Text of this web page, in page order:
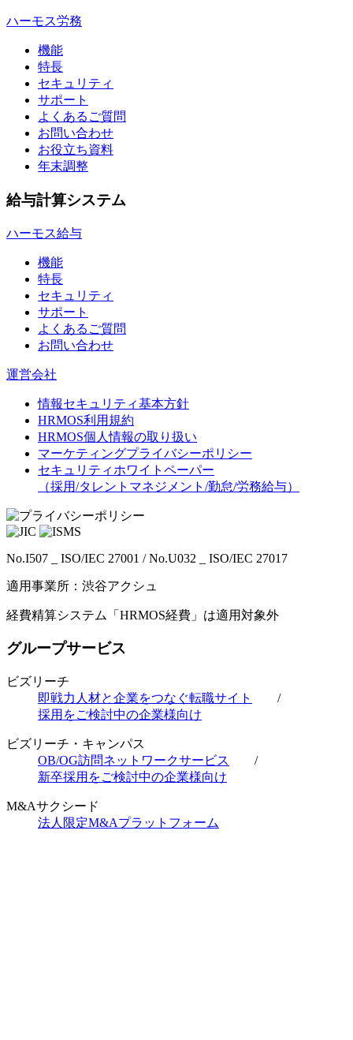
ハーモス労務
機能
特長
セキュリティ
サポート
よくあるご質問
お問い合わせ
お役立ち資料
年末調整
給与計算システム
ハーモス給与
機能
特長
セキュリティ
サポート
よくあるご質問
お問い合わせ
運営会社
情報セキュリティ基本方針
HRMOS利用規約
HRMOS個人情報の取り扱い
マーケティングプライバシーポリシー
セキュリティホワイトペーパー
（採用/タレントマネジメント/勤怠/労務給与）
No.I507 _ ISO/IEC 27001 / No.U032 _ ISO/IEC 27017
適用事業所：渋谷アクシュ
経費精算システム「HRMOS経費」は適用対象外
グループサービス
ビズリーチ
即戦力人材と企業をつなぐ転職サイト
/
採用をご検討中の企業様向け
ビズリーチ・キャンパス
OB/OG訪問ネットワークサービス
/
新卒採用をご検討中の企業様向け
M&Aサクシード
法人限定M&Aプラットフォーム